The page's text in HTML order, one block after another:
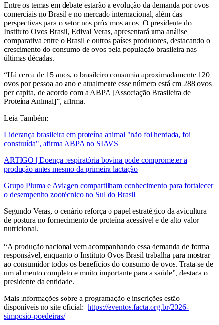
Entre os temas em debate estarão a evolução da demanda por ovos
comerciais no Brasil e no mercado internacional, além das
perspectivas para o setor nos próximos anos. O presidente do
Instituto Ovos Brasil, Edival Veras, apresentará uma análise
comparativa entre o Brasil e outros países produtores, destacando o
crescimento do consumo de ovos pela população brasileira nas
últimas décadas.
“Há cerca de 15 anos, o brasileiro consumia aproximadamente 120
ovos por pessoa ao ano e atualmente esse número está em 288 ovos
per capita, de acordo com a ABPA [Associação Brasileira de
Proteína Animal]”, afirma.
Leia Também:
Liderança brasileira em proteína animal "não foi herdada, foi
construída", afirma ABPA no SIAVS
ARTIGO | Doença respiratória bovina pode comprometer a
produção antes mesmo da primeira lactação
Grupo Pluma e Aviagen compartilham conhecimento para fortalecer
o desempenho zootécnico no Sul do Brasil
Segundo Veras, o cenário reforça o papel estratégico da avicultura
de postura no fornecimento de proteína acessível e de alto valor
nutricional.
“A produção nacional vem acompanhando essa demanda de forma
responsável, enquanto o Instituto Ovos Brasil trabalha para mostrar
ao consumidor todos os benefícios do consumo de ovos. Trata-se de
um alimento completo e muito importante para a saúde”, destaca o
presidente da entidade.
Mais informações sobre a programação e inscrições estão
disponíveis no site oficial: https://eventos.facta.org.br/2026-
simposio-poedeiras/